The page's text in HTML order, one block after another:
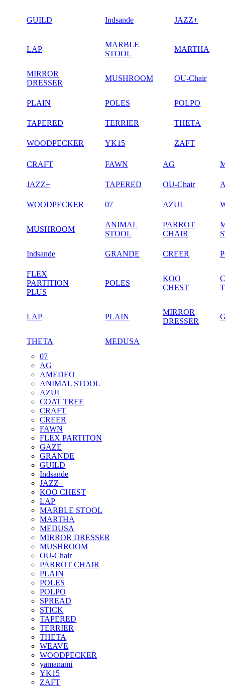
GUILD Indsande JAZZ+
LAP
MARBLE
STOOL
MARTHA
MIRROR
DRESSER
MUSHROOM OU-Chair
PLAIN POLES POLPO
TAPERED TERRIER THETA
WOODPECKER YK15 ZAFT
CRAFT FAWN AG
JAZZ+ TAPERED OU-Chair
WOODPECKER 07 AZUL
MUSHROOM
ANIMAL
STOOL
PARROT
CHAIR
Indsande GRANDE CREER
FLEX
PARTITION
PLUS
POLES
KOO
CHEST
LAP PLAIN
MIRROR
DRESSER
THETA
MEDUSA
07
AG
AMEDEO
ANIMAL STOOL
AZUL
COAT TREE
CRAFT
CREER
FAWN
FLEX PARTITON
GAZE
GRANDE
GUILD
Indsande
JAZZ+
KOO CHEST
LAP
MARBLE STOOL
MARTHA
MEDUSA
MIRROR DRESSER
MUSHROOM
OU-Chair
PARROT CHAIR
PLAIN
POLES
POLPO
SPREAD
STICK
TAPERED
TERRIER
THETA
WEAVE
WOODPECKER
yamanami
YK15
ZAFT